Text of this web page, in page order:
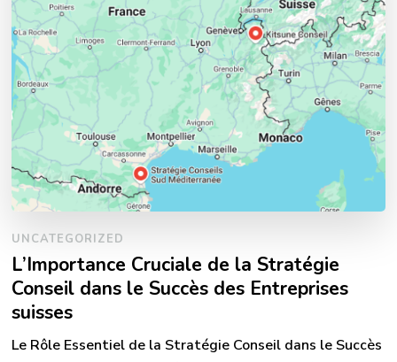
UNCATEGORIZED
L’Importance Cruciale de la Stratégie
Conseil dans le Succès des Entreprises
suisses
Le Rôle Essentiel de la Stratégie Conseil dans le Succès